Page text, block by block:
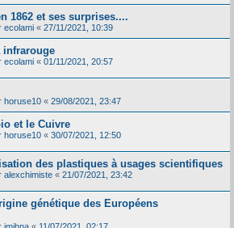
1862 et ses surprises....
ecolami « 27/11/2021, 10:39
infrarouge
ecolami « 01/11/2021, 20:57
horuse10 « 29/08/2021, 23:47
et le Cuivre
horuse10 « 30/07/2021, 12:50
des plastiques à usages scientifiques
alexchimiste « 21/07/2021, 23:42
génétique des Européens